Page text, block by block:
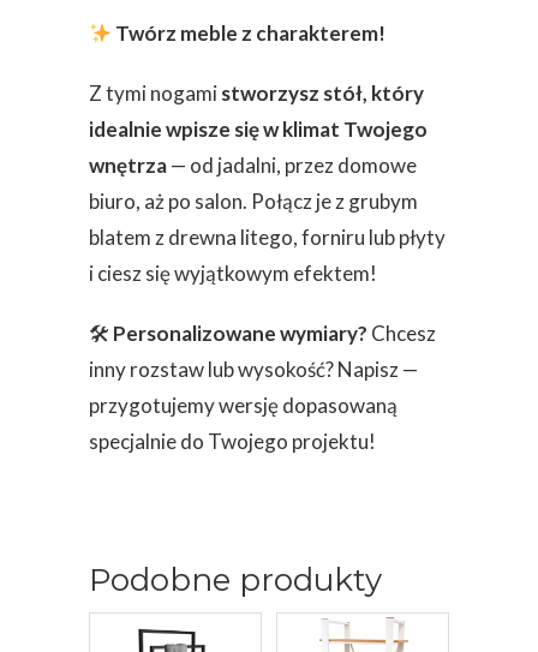
Twórz meble z charakterem!
Z tymi nogamistworzysz stół, który
idealnie wpisze się w klimat Twojego
wnętrza— od jadalni, przez domowe
biuro, aż po salon. Połącz je z grubym
blatem z drewna litego, forniru lub płyty
i ciesz się wyjątkowym efektem!
🛠 Personalizowane wymiary? Chcesz
inny rozstaw lub wysokość? Napisz —
przygotujemy wersję dopasowaną
specjalnie do Twojego projektu!
Podobne produkty